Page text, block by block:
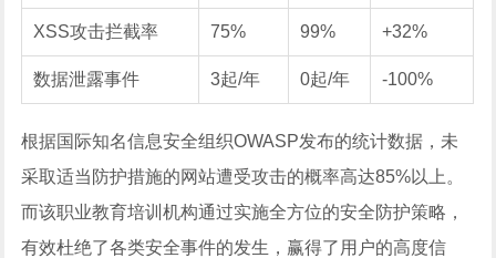
XSS攻击拦截率 75% 99% +32%
数据泄露事件 3起/年 0起/年 -100%
根据国际知名信息安全组织OWASP发布的统计数据，未
采取适当防护措施的网站遭受攻击的概率高达85%以上。
而该职业教育培训机构通过实施全方位的安全防护策略，
有效杜绝了各类安全事件的发生，赢得了用户的高度信